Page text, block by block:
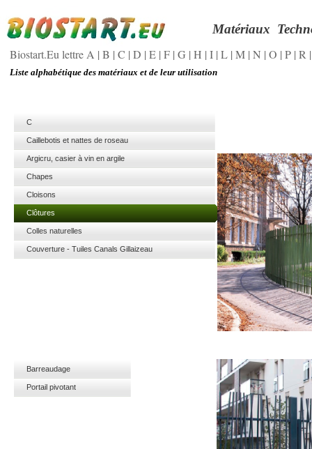
Liste alphabétique des matériaux et de leur utilisation
Biostart.Eu lettre A | B | C | D | E | F | G | H | I | L | M | N | O | P | R
C
Caillebotis et nattes de roseau
Argicru, casier à vin en argile
Chapes
Cloisons
Clôtures
Colles naturelles
Couverture - Tuiles Canals Gillaizeau
Barreaudage
Portail pivotant
Matériaux